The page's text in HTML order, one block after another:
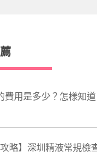
費用是多少？怎樣知
攻略】深圳精液常規檢